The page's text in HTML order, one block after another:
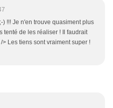
) !!! Je n'en trouve quasiment plus
tenté de les réaliser ! Il faudrait
Les tiens sont vraiment super !